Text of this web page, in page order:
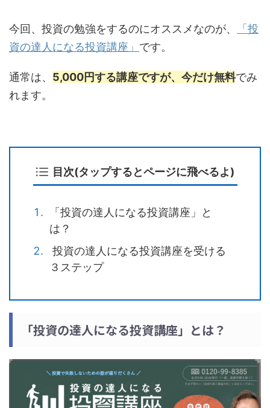
今回、投資の勉強をするのにオススメなのが、
「投
資の達人になる投資講座」 です。
通常は、 5,000円する講座ですが、今だけ無料でみ
れます。
目次(タップするとページに飛べるよ)
「投資の達人になる投資講座」と
は？
投資の達人になる投資講座を受ける
３ステップ
「投資の達人になる投資講座」とは？